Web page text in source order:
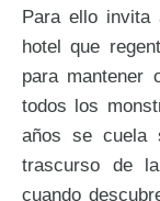
Para ello invita
hotel que
para mantener
todos los
años se cuela
trascurso de
cuando